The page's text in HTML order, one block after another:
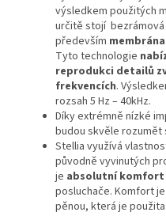
výsledkem použitých
určitě stojí bezrámová
především
Tyto technologie
reprodukci detailů
frekvencích.
rozsah 5 Hz – 40kHz.
Díky extrémně nízké
budou skvěle rozumět
Stellia využívá
původně vyvinutých
je absolutní komfort
posluchače. Komfort
pěnou, která je